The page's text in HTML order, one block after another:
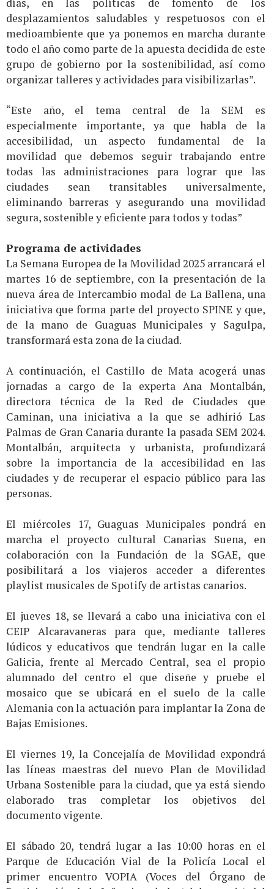
días, en las políticas de fomento de los
desplazamientos saludables y respetuosos con el
medioambiente que ya ponemos en marcha durante
todo el año como parte de la apuesta decidida de este
grupo de gobierno por la sostenibilidad, así como
organizar talleres y actividades para visibilizarlas”.
“Este año, el tema central de la SEM es
especialmente importante, ya que habla de la
accesibilidad, un aspecto fundamental de la
movilidad que debemos seguir trabajando entre
todas las administraciones para lograr que las
ciudades sean transitables universalmente,
eliminando barreras y asegurando una movilidad
segura, sostenible y eficiente para todos y todas”
Programa de actividades
La Semana Europea de la Movilidad 2025 arrancará el
martes 16 de septiembre, con la presentación de la
nueva área de Intercambio modal de La Ballena, una
iniciativa que forma parte del proyecto SPINE y que,
de la mano de Guaguas Municipales y Sagulpa,
transformará esta zona de la ciudad.
A continuación, el Castillo de Mata acogerá unas
jornadas a cargo de la experta Ana Montalbán,
directora técnica de la Red de Ciudades que
Caminan, una iniciativa a la que se adhirió Las
Palmas de Gran Canaria durante la pasada SEM 2024.
Montalbán, arquitecta y urbanista, profundizará
sobre la importancia de la accesibilidad en las
ciudades y de recuperar el espacio público para las
personas.
El miércoles 17, Guaguas Municipales pondrá en
marcha el proyecto cultural Canarias Suena, en
colaboración con la Fundación de la SGAE, que
posibilitará a los viajeros acceder a diferentes
playlist musicales de Spotify de artistas canarios.
El jueves 18, se llevará a cabo una iniciativa con el
CEIP Alcaravaneras para que, mediante talleres
lúdicos y educativos que tendrán lugar en la calle
Galicia, frente al Mercado Central, sea el propio
alumnado del centro el que diseñe y pruebe el
mosaico que se ubicará en el suelo de la calle
Alemania con la actuación para implantar la Zona de
Bajas Emisiones.
El viernes 19, la Concejalía de Movilidad expondrá
las líneas maestras del nuevo Plan de Movilidad
Urbana Sostenible para la ciudad, que ya está siendo
elaborado tras completar los objetivos del
documento vigente.
El sábado 20, tendrá lugar a las 10:00 horas en el
Parque de Educación Vial de la Policía Local el
primer encuentro VOPIA (Voces del Órgano de